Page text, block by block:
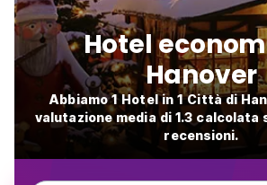
Hotel
Hanover
Abbiamo 1 Hotel in 1 Città di
valutazione media di 1.3 calcolata
recensioni.